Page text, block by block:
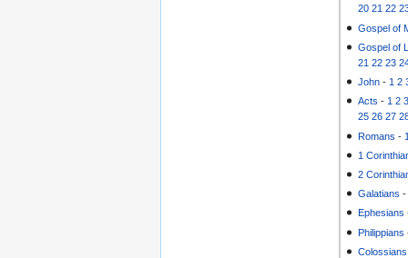
20 21 22
Gospel of
Gospel of
21 22 23
John - 1 2
Acts - 1 2
25 26 27
Romans -
1
2
Galatians
Ephesians
Philippians
Colossians